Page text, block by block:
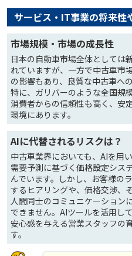
サービス・IT事業の将来性
市場規模・市場の成長性
日本の自動車市場全体としては
れていますが、一方で中古車市
の影響もあり、良質な中古車へ
特に、ガリバーのような全国規
消費者からの信頼性も高く、安
環境にあります。
AIに代替されるリスクは？
中古車業界においても、AIを用
需要予測に基づく価格設定シス
んでいます。しかし、お客様の
するヒアリングや、価格交渉、
人間同士のコミュニケーション
できません。AIツールを活用し
安心感を与える営業スタッフの
す。